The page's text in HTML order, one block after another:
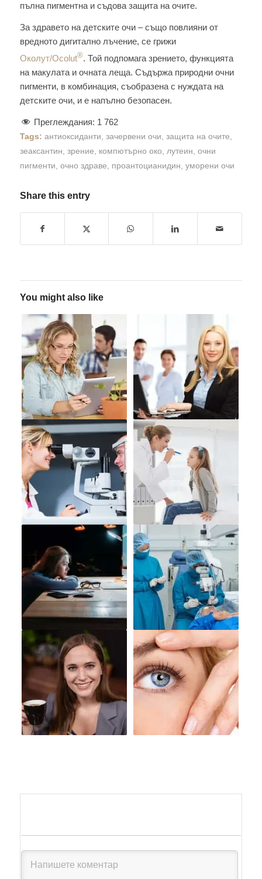
пълна пигментна и съдова защита на очите.
За здравето на детските очи – също повлияни от
вредното дигитално лъчение, се грижи
Околут/Ocolut®. Той подпомага зрението, функцията
на макулата и очната леща. Съдържа природни очни
пигменти, в комбинация, съобразена с нуждата на
детските очи, и е напълно безопасен.
Преглеждания: 1 762
Tags: антиоксиданти зачервени очи защита на очите
зеаксантин зрение компютърно око лутеин очни
пигменти очно здраве проантоцианидин уморени очи
Share this entry
You might also like